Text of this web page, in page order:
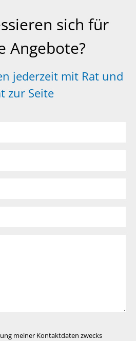
sich für
Angebote?
jederzeit mit Rat und
zur Seite
meiner Kontaktdaten zwecks